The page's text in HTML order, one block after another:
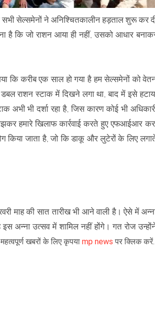
सेल्समेनों ने अनिश्चितकालीन हड़ताल शुरू कर
है कि जो राशन आया ही नहीं, उसको आधार
कि करीब एक साल हो गया है हम सेल्समेनों को
राशन स्टाक में दिखने लगा था, बाद में इसे
भी दर्शा रहा है, जिस कारण कोई भी
हमारे खिलाफ कार्रवाई करते हुए एफआईआर
किया जाता है, जो कि डाकू और लुटेरों के लिए
माह की सात तारीख भी आने वाली है। ऐसे में
अन्ना उत्सव में शामिल नहीं होंगे। गत रोज
खबरों के लिए कृपया mp news पर क्लिक